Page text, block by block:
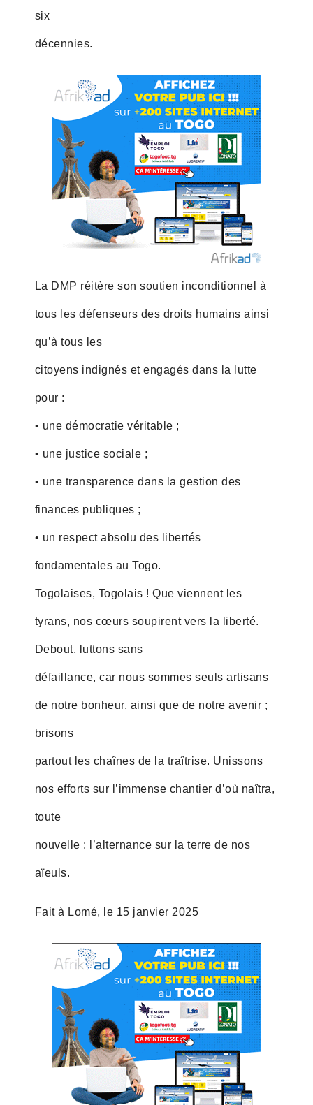
six
décennies.
La DMP réitère son soutien inconditionnel à
tous les défenseurs des droits humains ainsi
qu’à tous les
citoyens indignés et engagés dans la lutte
pour :
• une démocratie véritable ;
• une justice sociale ;
• une transparence dans la gestion des
finances publiques ;
• un respect absolu des libertés
fondamentales au Togo.
Togolaises, Togolais ! Que viennent les
tyrans, nos cœurs soupirent vers la liberté.
Debout, luttons sans
défaillance, car nous sommes seuls artisans
de notre bonheur, ainsi que de notre avenir ;
brisons
partout les chaînes de la traîtrise. Unissons
nos efforts sur l’immense chantier d’où naîtra,
toute
nouvelle : l’alternance sur la terre de nos
aïeuls.
Fait à Lomé, le 15 janvier 2025